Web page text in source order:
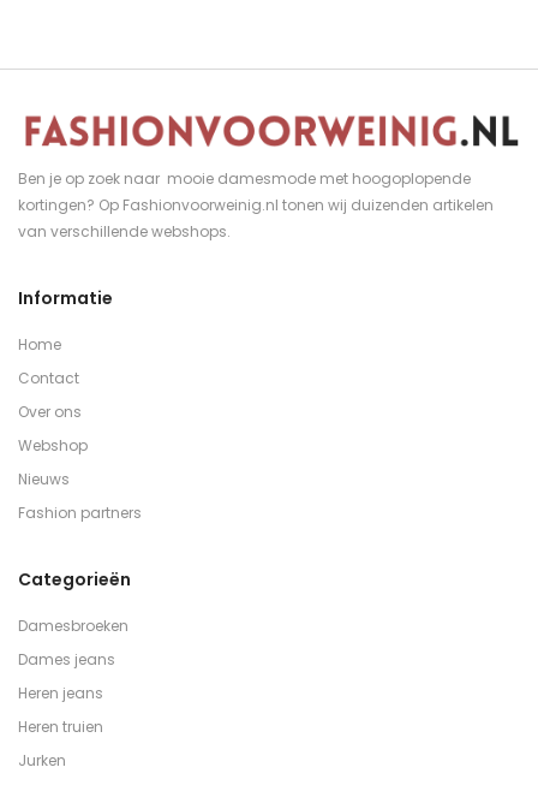
Ben je op zoek naar mooie damesmode met hoogoplopende
kortingen? Op Fashionvoorweinig.nl tonen wij duizenden artikelen
van verschillende webshops.
Informatie
Home
Contact
Over ons
Webshop
Nieuws
Fashion partners
Categorieën
Damesbroeken
Dames jeans
Heren jeans
Heren truien
Jurken